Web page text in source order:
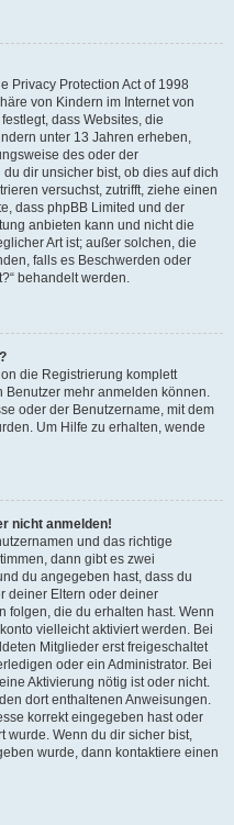
Privacy Protection Act of 1998
von Kindern im Internet von
dass Websites, die
unter 13 Jahren erheben,
des oder der
dir unsicher bist, ob dies auf dich
versuchst, zutrifft, ziehe einen
dass phpBB Limited und der
anbieten kann und nicht die
Art ist; außer solchen, die
falls es Beschwerden oder
behandelt werden.
die Registrierung komplett
Benutzer mehr anmelden können.
oder der Benutzername, mit dem
Um Hilfe zu erhalten, wende
nicht anmelden!
und das richtige
dann gibt es zwei
du angegeben hast, dass du
deiner Eltern oder deiner
folgen, die du erhalten hast. Wenn
vielleicht aktiviert werden. Bei
Mitglieder erst freigeschaltet
oder ein Administrator. Bei
Aktivierung nötig ist oder nicht.
dort enthaltenen Anweisungen.
korrekt eingegeben hast oder
wurde. Wenn du dir sicher bist,
wurde, dann kontaktiere einen